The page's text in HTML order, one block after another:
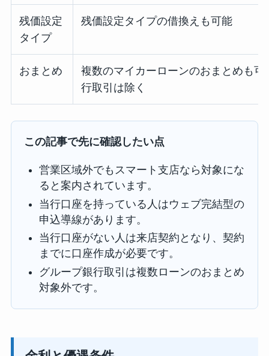
残価設定
タイプ
残価設定タイプの借換えも可能
おまとめ
複数のマイカーローンのおまとめも
行取引は除く
この記事で先に確認したい点
営業区域外でもスマート支店なら対象にな
ると案内されています。
当行口座を持っている人はウェブ完結型の
申込導線があります。
当行口座がない人は来店契約となり、契約
までに口座作成が必要です。
グループ銀行取引は複数ローンのおまとめ
対象外です。